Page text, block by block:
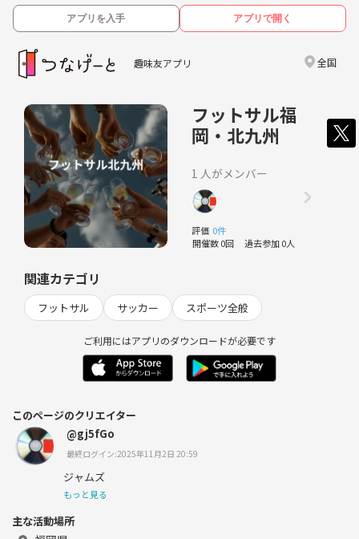
アプリを入手 アプリで開く
趣味友アプリ 全国
フットサル福
岡・北九州
1 人がメンバー
評価 0件
開催数 0回 過去参加 0人
関連カテゴリ
フットサル サッカー スポーツ全般
ご利用にはアプリのダウンロードが必要です
このページのクリエイター
@gj5fGo
最終ログイン:2025年11月2日 20:59
ジャムズ
もっと見る
主な活動場所